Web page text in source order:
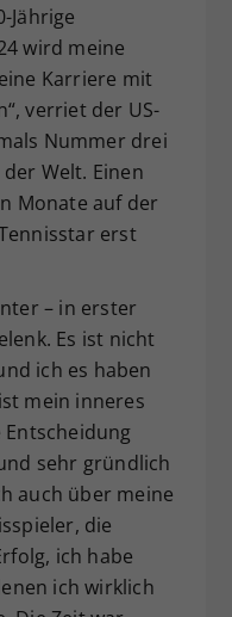
Jährige
wird meine
Karriere mit
verriet der US-
Nummer drei
Welt. Einen
Monate auf der
erst
– in erster
Es ist nicht
ich es haben
mein inneres
Entscheidung
sehr gründlich
auch über meine
die
ich habe
ich wirklich